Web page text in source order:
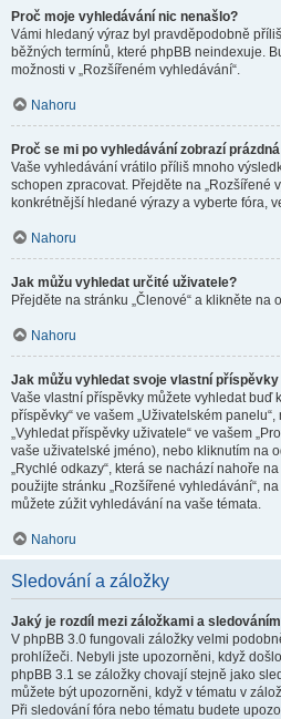
Proč moje vyhledávání nic nenašlo?
Vámi hledaný výraz byl pravděpodobně
běžných termínů, které phpBB neindexuje.
možnosti v „Rozšířeném vyhledávání“.
Nahoru
Proč se mi po vyhledávání zobrazí
Vaše vyhledávání vrátilo příliš mnoho
schopen zpracovat. Přejděte na „Rozšířené
konkrétnější hledané výrazy a vyberte fóra,
Nahoru
Jak můžu vyhledat určité uživatele?
Přejděte na stránku „Členové“ a klikněte na
Nahoru
Jak můžu vyhledat svoje vlastní příspěvky
Vaše vlastní příspěvky můžete vyhledat buď
příspěvky“ ve vašem „Uživatelském
„Vyhledat příspěvky uživatele“ ve vašem
vaše uživatelské jméno), nebo kliknutím na
„Rychlé odkazy“, která se nachází nahoře
použijte stránku „Rozšířené vyhledávání“,
můžete zúžit vyhledávání na vaše témata.
Nahoru
Sledování a záložky
Jaký je rozdíl mezi záložkami a
V phpBB 3.0 fungovali záložky velmi
prohlížeči. Nebyli jste upozorněni, když
phpBB 3.1 se záložky chovají stejně jako
můžete být upozorněni, když v tématu v
Při sledování fóra nebo tématu budete